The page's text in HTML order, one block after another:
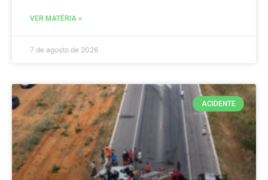
VER MATÉRIA »
7 de agosto de 2026
ACIDENTE